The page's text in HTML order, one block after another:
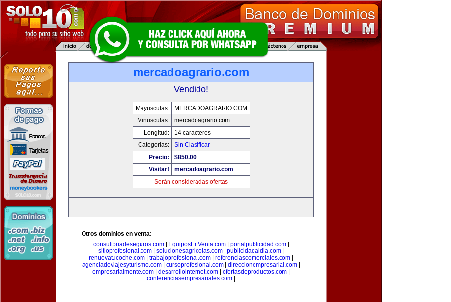
mercadoagrario.com
Vendido!
Mayusculas:
MERCADOAGRARIO.COM
Minusculas:
mercadoagrario.com
Longitud:
14 caracteres
Categorias:
Sin Clasificar
Precio:
$850.00
Visitar!
mercadoagrario.com
Serán consideradas ofertas
Otros dominios en venta:
consultoriadeseguros.com| EquiposEnVenta.com| portalpublicidad.com|
sitioprofesional.com
solucionesagricolas.com publicidadaldia.com
renuevatucoche.com
trabajoprofesional.com referenciascomerciales.com
agenciadeviajesyturismo.com
cursoprofesional.com direccionempresarial.com
empresarialmente.com
desarrollointernet.com ofertasdeproductos.com
conferenciasempresariales.com